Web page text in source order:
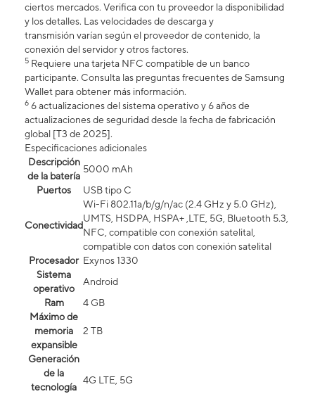
ciertos mercados. Verifica con tu proveedor la disponibilidad
y los detalles. Las velocidades de descarga y
transmisión varían según el proveedor de contenido, la
conexión del servidor y otros factores.
5 Requiere una tarjeta NFC compatible de un banco
participante. Consulta las preguntas frecuentes de Samsung
Wallet para obtener más información.
6 6 actualizaciones del sistema operativo y 6 años de
actualizaciones de seguridad desde la fecha de fabricación
global [T3 de 2025].
Especificaciones adicionales
Descripción
de la batería
5000 mAh
Puertos
USB tipo C
Conectividad
Wi-Fi 802.11a/b/g/n/ac (2.4 GHz y 5.0 GHz),
UMTS, HSDPA, HSPA+ ,LTE, 5G, Bluetooth 5.3,
NFC, compatible con conexión satelital,
compatible con datos con conexión satelital​​​​​​​
Procesador Exynos 1330
Sistema
operativo
Android
Ram
4 GB
Máximo de
memoria
expansible
2 TB
Generación
de la
tecnología
4G LTE, 5G